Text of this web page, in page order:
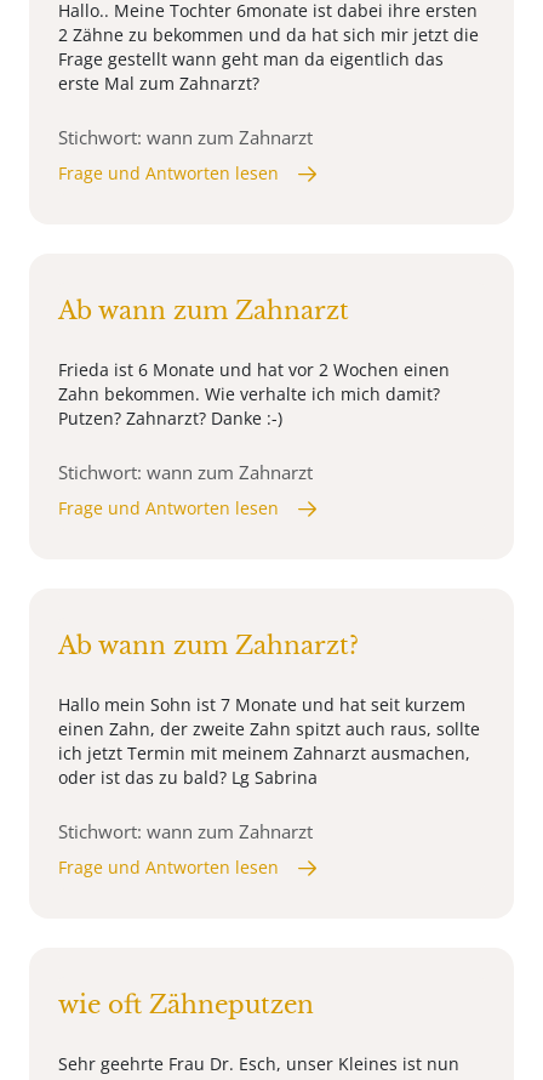
Hallo.. Meine Tochter 6monate ist dabei ihre ersten
2 Zähne zu bekommen und da hat sich mir jetzt die
Frage gestellt wann geht man da eigentlich das
erste Mal zum Zahnarzt?
Stichwort: wann zum Zahnarzt
Frage und Antworten lesen
Ab wann zum Zahnarzt
Frieda ist 6 Monate und hat vor 2 Wochen einen
Zahn bekommen. Wie verhalte ich mich damit?
Putzen? Zahnarzt? Danke :-)
Stichwort: wann zum Zahnarzt
Frage und Antworten lesen
Ab wann zum Zahnarzt?
Hallo mein Sohn ist 7 Monate und hat seit kurzem
einen Zahn, der zweite Zahn spitzt auch raus, sollte
ich jetzt Termin mit meinem Zahnarzt ausmachen,
oder ist das zu bald? Lg Sabrina
Stichwort: wann zum Zahnarzt
Frage und Antworten lesen
wie oft Zähneputzen
Sehr geehrte Frau Dr. Esch, unser Kleines ist nun